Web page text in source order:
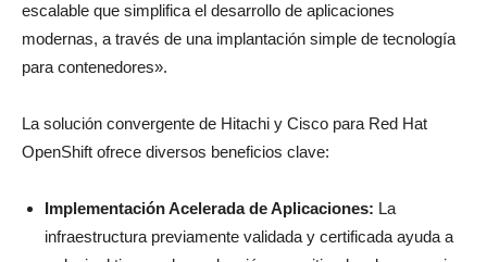
escalable que simplifica el desarrollo de aplicaciones
modernas, a través de una implantación simple de tecnología
para contenedores».
La solución convergente de Hitachi y Cisco para Red Hat
OpenShift ofrece diversos beneficios clave:
Implementación Acelerada de Aplicaciones: La
infraestructura previamente validada y certificada ayuda a